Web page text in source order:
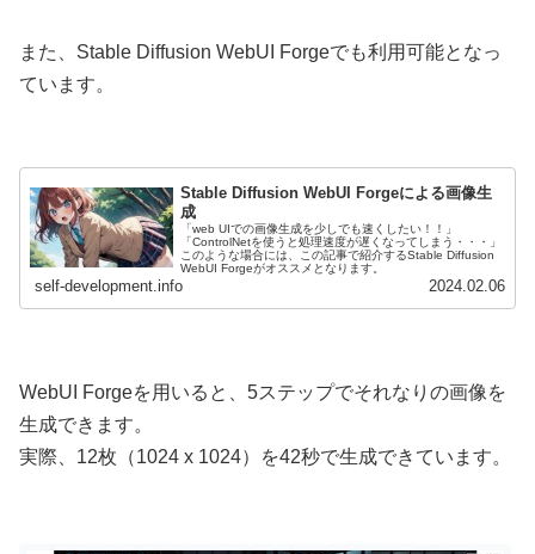
また、Stable Diffusion WebUI Forgeでも利用可能となっ
ています。
Stable Diffusion WebUI Forgeによる画像生
成
「web UIでの画像生成を少しでも速くしたい！！」
「ControlNetを使うと処理速度が遅くなってしまう・・・」
このような場合には、この記事で紹介するStable Diffusion
WebUI Forgeがオススメとなります。
self-development.info 2024.02.06
WebUI Forgeを用いると、5ステップでそれなりの画像を
生成できます。
実際、12枚（1024 x 1024）を42秒で生成できています。